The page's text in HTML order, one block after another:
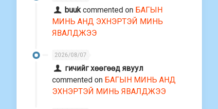
buuk commented on БАГЫН
МИНЬ АНД ЭХНЭРТЭЙ МИНЬ
ЯВАЛДЖЭЭ
2026/08/07
гичийг хөөгөөд явуул
commented on БАГЫН МИНЬ АНД
ЭХНЭРТЭЙ МИНЬ ЯВАЛДЖЭЭ